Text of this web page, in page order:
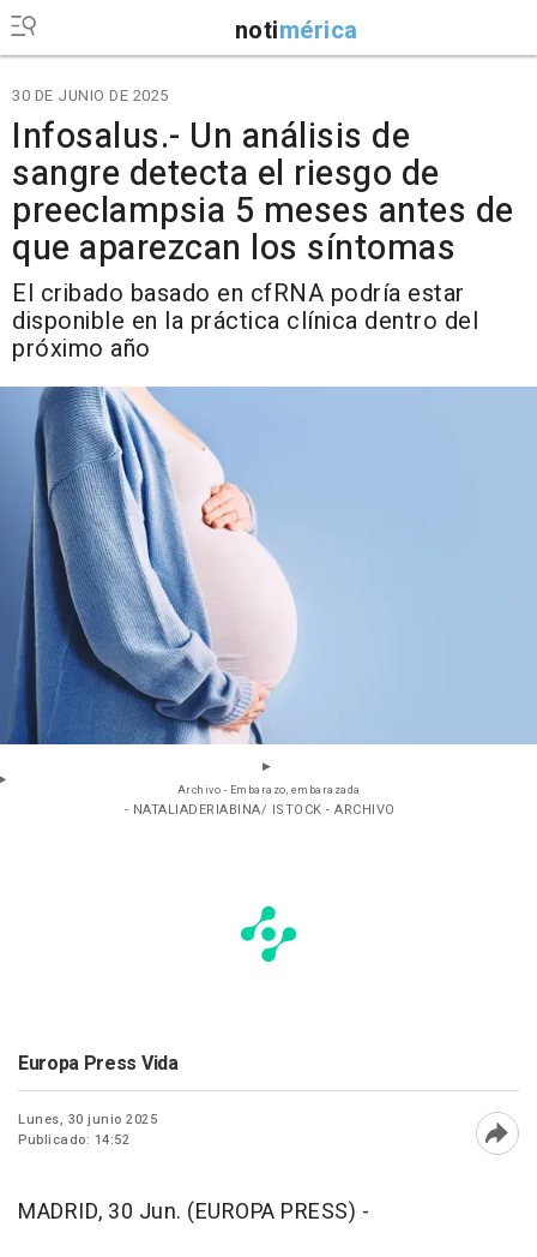
notimérica
30 DE JUNIO DE 2025
Infosalus.- Un análisis de
sangre detecta el riesgo de
preeclampsia 5 meses antes de
que aparezcan los síntomas
El cribado basado en cfRNA podría estar
disponible en la práctica clínica dentro del
próximo año
Archivo - Embarazo, embarazada
- NATALIADERIABINA/ ISTOCK - ARCHIVO
Europa Press Vida
Lunes, 30 junio 2025
Publicado: 14:52
MADRID, 30 Jun. (EUROPA PRESS) -